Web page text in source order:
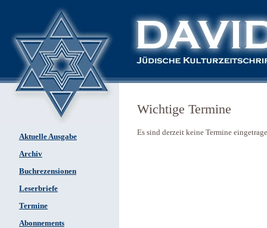
Aktuelle Ausgabe
Archiv
Buchrezensionen
Leserbriefe
Termine
Abonnements
Wichtige Termine
Es sind derzeit keine Termine